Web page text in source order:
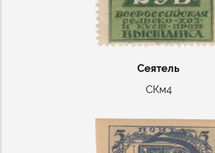
Сеятель
СКм4